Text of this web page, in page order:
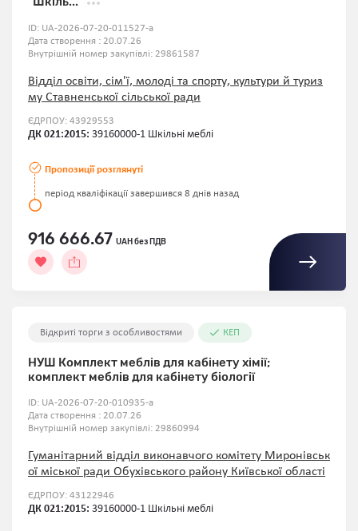
ID: UA-2026-07-20-011527-a
Дата створення : 20.07.26
Внутрішній номер закупівлі: 29861587
Відділ освіти, сім'ї, молоді та спорту, культури й туриз
му Ставненської сільської ради
ЄДРПОУ: 43929553
ДК 021:2015: 39160000-1 Шкільні меблі
Пропозиції розглянуті
період кваліфікації завершився 8 днів назад
916 666.67 UAH без ПДВ
Відкриті торги з особливостями КЕП
НУШ Комплект меблів для кабінету хімії;
комплект меблів для кабінету біології
ID: UA-2026-07-20-010935-a
Дата створення : 20.07.26
Внутрішній номер закупівлі: 29860994
Гуманітарний відділ виконавчого комітету Миронівськ
ої міської ради Обухівського району Київської області
ЄДРПОУ: 43122946
ДК 021:2015: 39160000-1 Шкільні меблі